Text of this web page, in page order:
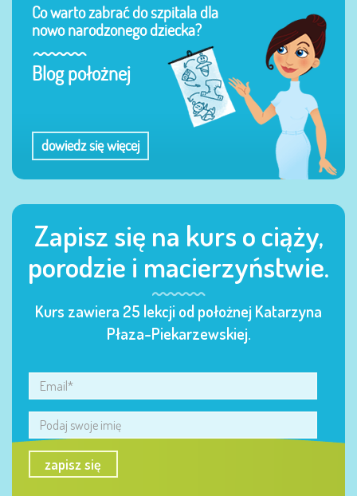
Co warto zabrać do szpitala dla
nowo narodzonego dziecka?
Blog położnej
dowiedz się więcej
Zapisz się na kurs o ciąży,
porodzie i macierzyństwie.
Kurs zawiera 25 lekcji od położnej Katarzyna
Płaza-Piekarzewskiej.
zapisz się